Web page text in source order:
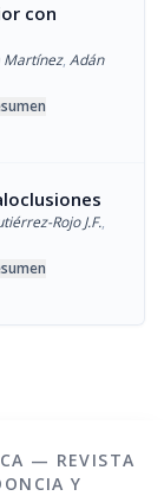
con
Martínez, Adán
Rojo J.F.,
— REVISTA
Y